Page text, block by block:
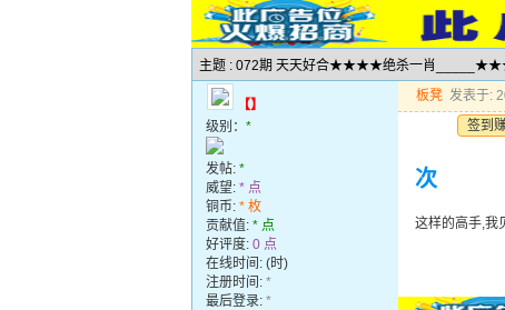
主题 : 072期 天天好合★★★★绝杀一肖
【】
级别： *
发帖: *
威望: * 点
铜币: * 枚
贡献值: * 点
好评度: 0 点
在线时间: (时)
注册时间: *
最后登录: *
板凳 发表于:
签到
次
这样的高手,我